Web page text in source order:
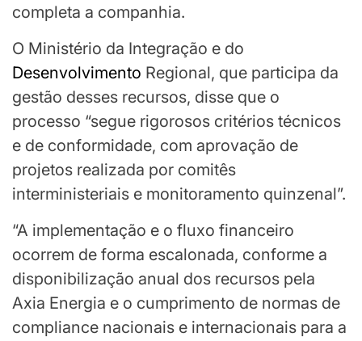
completa a companhia.
O Ministério da Integração e do
Desenvolvimento Regional, que participa da
gestão desses recursos, disse que o
processo “segue rigorosos critérios técnicos
e de conformidade, com aprovação de
projetos realizada por comitês
interministeriais e monitoramento quinzenal”.
“A implementação e o fluxo financeiro
ocorrem de forma escalonada, conforme a
disponibilização anual dos recursos pela
Axia Energia e o cumprimento de normas de
compliance nacionais e internacionais para a